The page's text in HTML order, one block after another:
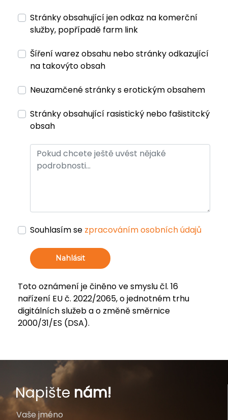
Stránky obsahující jen odkaz na komerční
služby, popřípadě farm link
Šíření warez obsahu nebo stránky odkazující
na takovýto obsah
Neuzamčené stránky s erotickým obsahem
Stránky obsahující rasistický nebo fašistitcký
obsah
Souhlasím se zpracováním osobních údajů
Nahlásit
Toto oznámení je činěno ve smyslu čl. 16
nařízení EU č. 2022/2065, o jednotném trhu
digitálních služeb a o změně směrnice
2000/31/ES (DSA).
Napište nám!